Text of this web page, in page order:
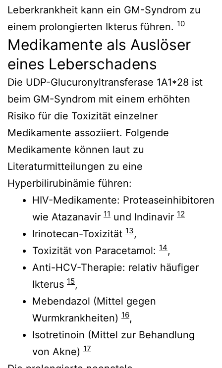
Leberkrankheit kann ein GM-Syndrom zu
einem prolongierten Ikterus führen. 10
Medikamente als Auslöser
eines Leberschadens
Die UDP-Glucuronyltransferase 1A1*28 ist
beim GM-Syndrom mit einem erhöhten
Risiko für die Toxizität einzelner
Medikamente assoziiert. Folgende
Medikamente können laut zu
Literaturmitteilungen zu eine
Hyperbilirubinämie führen:
HIV-Medikamente: Proteaseinhibitoren
wie Atazanavir 11 und Indinavir 12
Irinotecan-Toxizität 13,
Toxizität von Paracetamol: 14,
Anti-HCV-Therapie: relativ häufiger
Ikterus 15,
Mebendazol (Mittel gegen
Wurmkrankheiten) 16,
Isotretinoin (Mittel zur Behandlung
von Akne) 17